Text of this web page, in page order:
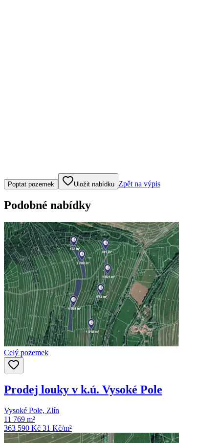
Klepněte nebo klikněte pro ovládání mapy
Poptat pozemek Uložit nabídku Zpět na výpis
Podobné nabídky
Celý pozemek
Prodej louky v k.ú. Vysoké Pole
Vysoké Pole, Zlín
11 769 m²
363 590 Kč 31 Kč/m²